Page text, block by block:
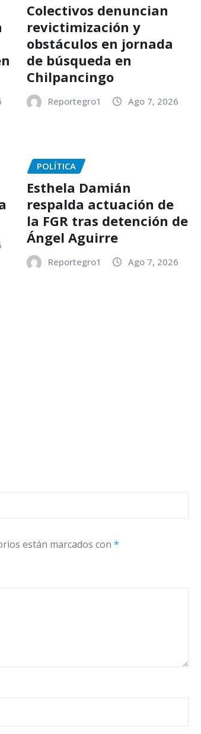
Colectivos denuncian
revictimización y
obstáculos en jornada
de búsqueda en
Chilpancingo
Reportegro1 Ago 7, 2026
POLÍTICA
Esthela Damián
respalda actuación de
la FGR tras detención de
Ángel Aguirre
Reportegro1 Ago 7, 2026
están marcados con *